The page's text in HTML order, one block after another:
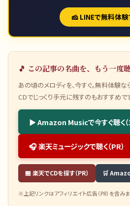
🧀 LINEで無料体
🎵 この記事の名曲を、もう一度
あの頃のメロディを、今すぐ。無料体験な
CDでじっくり手元に残すのもおすすめです
▶ Amazon Musicで今すぐ聴く（
🎧 楽天ミュージックで聴く（PR）
🏪 楽天でCDを探す（PR） 🛒
※上記リンクはアフィリエイト広告（PR）を含み